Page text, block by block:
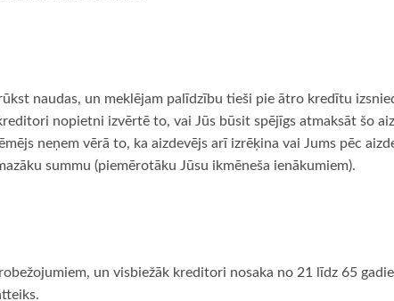
naudas, un meklējam palīdzību tieši pie ātro kredītu
nopietni izvērtē to, vai Jūs būsit spējīgs atmaksāt šo
neņem vērā to, ka aizdevējs arī izrēķina vai Jums pēc
summu (piemērotāku Jūsu ikmēneša ienākumiem).
un visbiežāk kreditori nosaka no 21 līdz 65